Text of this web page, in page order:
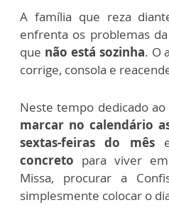
A família que reza
enfrenta os problemas
que não está sozinha. O
corrige, consola e
Neste tempo dedicado
marcar no calendário
sextas-feiras do mêse
concreto para viver
Missa, procurar a
simplesmente colocar o